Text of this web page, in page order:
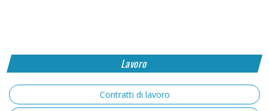
Lavoro
Contratti di lavoro